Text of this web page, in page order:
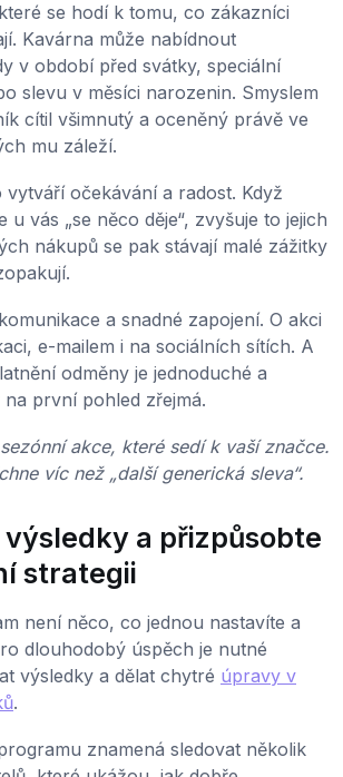
se hodí k tomu, co zákazníci
Kavárna může nabídnout
v období před svátky, speciální
slevu v měsíci narozenin. Smyslem
cítil všimnutý a oceněný právě ve
mu záleží.
očekávání a radost. Když
u vás „se něco děje“, zvyšuje to jejich
nákupů se pak stávají malé zážitky
a snadné zapojení. O akci
e-mailem i na sociálních sítích. A
odměny je jednoduché a
první pohled zřejmá.
akce, které sedí k vaší značce.
víc než „další generická sleva“.
výsledky a přizpůsobte
strategii
není něco, co jednou nastavíte a
dlouhodobý úspěch je nutné
výsledky a dělat chytré úpravy v
.
znamená sledovat několik